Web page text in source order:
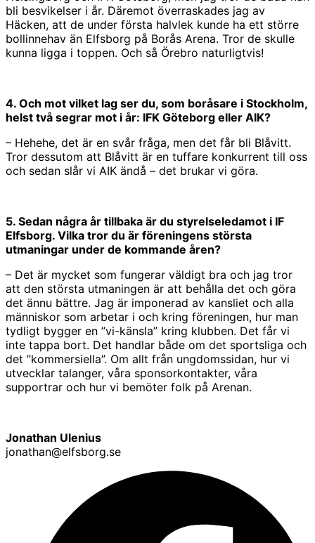
bli besvikelser i år. Däremot överraskades jag av
Häcken, att de under första halvlek kunde ha ett större
bollinnehav än Elfsborg på Borås Arena. Tror de skulle
kunna ligga i toppen. Och så Örebro naturligtvis!
4. Och mot vilket lag ser du, som boråsare i Stockholm,
helst två segrar mot i år: IFK Göteborg eller AIK?
– Hehehe, det är en svår fråga, men det får bli Blåvitt.
Tror dessutom att Blåvitt är en tuffare konkurrent till oss
och sedan slår vi AIK ändå – det brukar vi göra.
5. Sedan några år tillbaka är du styrelseledamot i IF
Elfsborg. Vilka tror du är föreningens största
utmaningar under de kommande åren?
– Det är mycket som fungerar väldigt bra och jag tror
att den största utmaningen är att behålla det och göra
det ännu bättre. Jag är imponerad av kansliet och alla
människor som arbetar i och kring föreningen, hur man
tydligt bygger en ”vi-känsla” kring klubben. Det får vi
inte tappa bort. Det handlar både om det sportsliga och
det ”kommersiella”. Om allt från ungdomssidan, hur vi
utvecklar talanger, våra sponsorkontakter, våra
supportrar och hur vi bemöter folk på Arenan.
Jonathan Ulenius
jonathan@elfsborg.se